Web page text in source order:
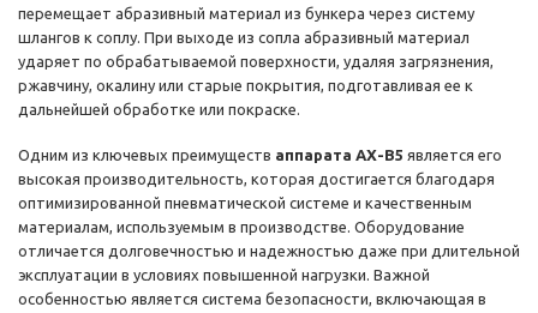
перемещает абразивный материал из бункера через систему
шлангов к соплу. При выходе из сопла абразивный материал
ударяет по обрабатываемой поверхности, удаляя загрязнения,
ржавчину, окалину или старые покрытия, подготавливая ее к
дальнейшей обработке или покраске.
Одним из ключевых преимуществ аппарата AX-B5 является его
высокая производительность, которая достигается благодаря
оптимизированной пневматической системе и качественным
материалам, используемым в производстве. Оборудование
отличается долговечностью и надежностью даже при длительной
эксплуатации в условиях повышенной нагрузки. Важной
особенностью является система безопасности, включающая в